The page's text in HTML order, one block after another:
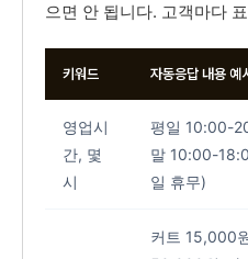
으면 안 됩니다. 고객마다
키워드 자동응답 내용 예
영업시
간, 몇
시
평일 10:00-
말 10:00-
일 휴무)
커트 15,000